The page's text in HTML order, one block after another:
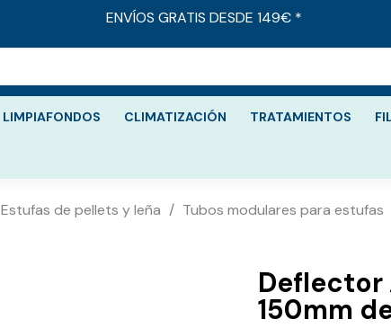
ENVÍOS GRATIS DESDE 149€ *
LIMPIAFONDOS CLIMATIZACIÓN TRATAMIENTOS
Estufas de pellets y leña Tubos modulares para estufas
Deflector
150mm